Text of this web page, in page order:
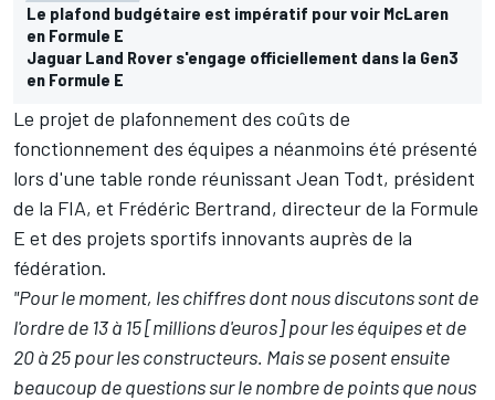
Le plafond budgétaire est impératif pour voir McLaren
en Formule E
Jaguar Land Rover s'engage officiellement dans la Gen3
en Formule E
Le projet de plafonnement des coûts de
fonctionnement des équipes a néanmoins été présenté
lors d'une table ronde réunissant Jean Todt, président
de la FIA, et Frédéric Bertrand, directeur de la Formule
E et des projets sportifs innovants auprès de la
fédération.
"Pour le moment, les chiffres dont nous discutons sont de
l'ordre de 13 à 15 [millions d'euros] pour les équipes et de
20 à 25 pour les constructeurs. Mais se posent ensuite
beaucoup de questions sur le nombre de points que nous